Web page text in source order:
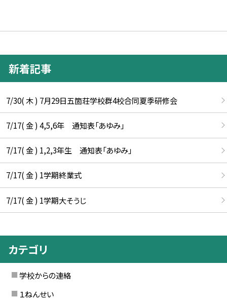
新着記事
7/30( 木 ) 7月29日五箇荘学校群4校合同夏季研修会
7/17( 金 ) 4,5,6年 通知表「あゆみ」
7/17( 金 ) 1,2,3年生 通知表「あゆみ」
7/17( 金 ) 1学期終業式
7/17( 金 ) 1学期大そうじ
カテゴリ
学校からの連絡
１ねんせい